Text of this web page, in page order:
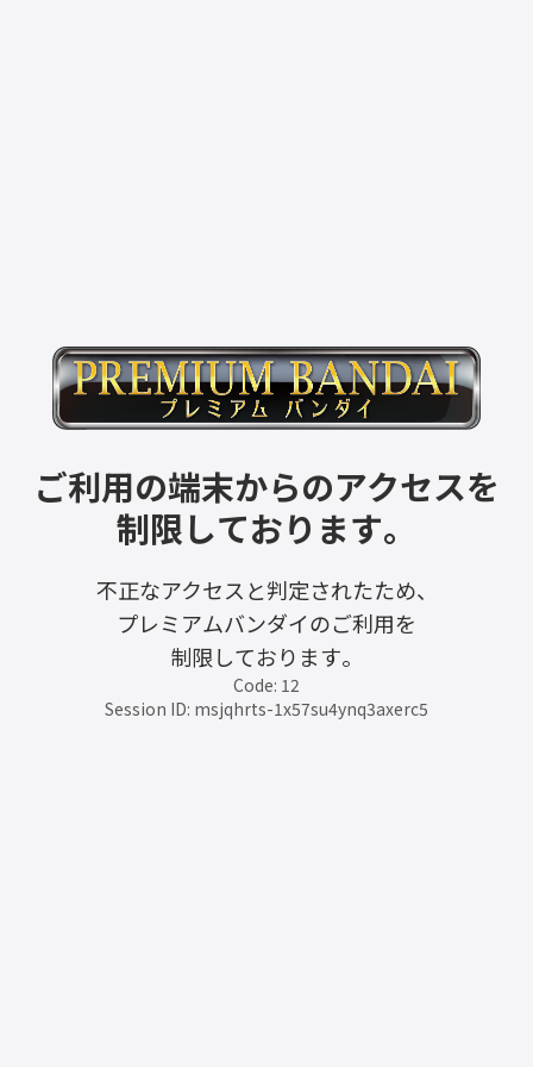
ご利用の端末からのアクセスを
制限しております。
不正なアクセスと判定されたため、
プレミアムバンダイのご利用を
制限しております。
Code: 12
Session ID: msjqhrts-1x57su4ynq3axerc5